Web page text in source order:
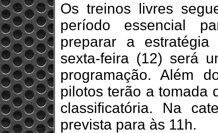
Os treinos livres
período essencial
preparar a
sexta-feira (12) será
programação. Além
pilotos terão a tomada
classificatória. Na
prevista para às 11h.